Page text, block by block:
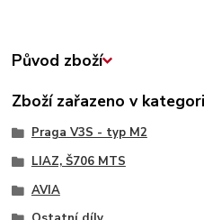
Původ zboží
Zboží zařazeno v
Praga V3S - typ M2
LIAZ, Š706 MTS
AVIA